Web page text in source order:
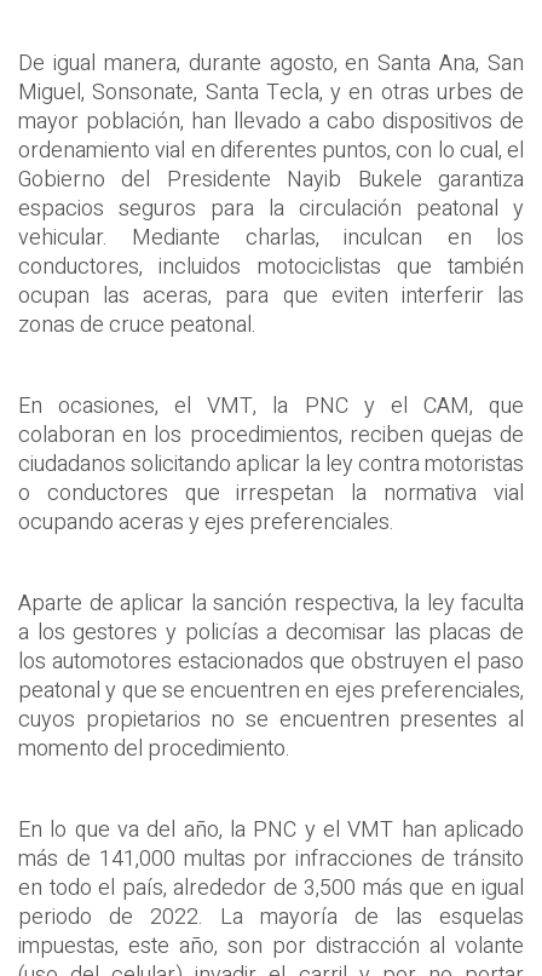
De igual manera, durante agosto, en Santa Ana, San
Miguel, Sonsonate, Santa Tecla, y en otras urbes de
mayor población, han llevado a cabo dispositivos de
ordenamiento vial en diferentes puntos, con lo cual, el
Gobierno del Presidente Nayib Bukele garantiza
espacios seguros para la circulación peatonal y
vehicular. Mediante charlas, inculcan en los
conductores, incluidos motociclistas que también
ocupan las aceras, para que eviten interferir las
zonas de cruce peatonal.
En ocasiones, el VMT, la PNC y el CAM, que
colaboran en los procedimientos, reciben quejas de
ciudadanos solicitando aplicar la ley contra motoristas
o conductores que irrespetan la normativa vial
ocupando aceras y ejes preferenciales.
Aparte de aplicar la sanción respectiva, la ley faculta
a los gestores y policías a decomisar las placas de
los automotores estacionados que obstruyen el paso
peatonal y que se encuentren en ejes preferenciales,
cuyos propietarios no se encuentren presentes al
momento del procedimiento.
En lo que va del año, la PNC y el VMT han aplicado
más de 141,000 multas por infracciones de tránsito
en todo el país, alrededor de 3,500 más que en igual
periodo de 2022. La mayoría de las esquelas
impuestas, este año, son por distracción al volante